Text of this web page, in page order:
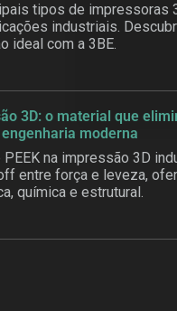
tipos de impressoras
industriais.
ideal com a 3BE.
3D: o material que
moderna
na impressão 3D
entre força e leveza,
química e estrutural.